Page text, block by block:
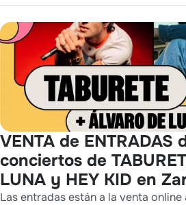
VENTA de ENTRADAS
conciertos de
LUNA y HEY KID en
Las entradas están a la venta